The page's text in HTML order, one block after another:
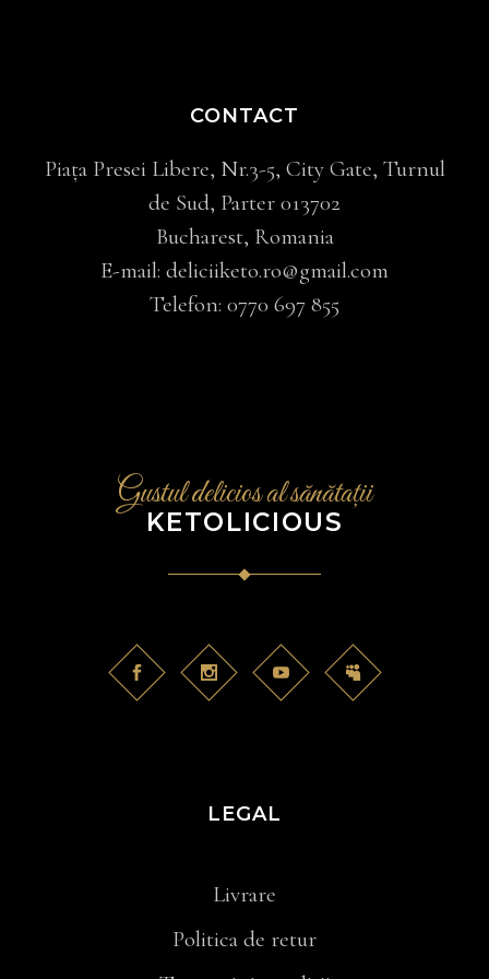
CONTACT
Piața Presei Libere, Nr.3-5, City Gate, Turnul
de Sud, Parter 013702
Bucharest, Romania
E-mail: deliciiketo.ro@gmail.com
Telefon: 0770 697 855
Gustul delicios al sănătații
KETOLICIOUS
LEGAL
Livrare
Politica de retur